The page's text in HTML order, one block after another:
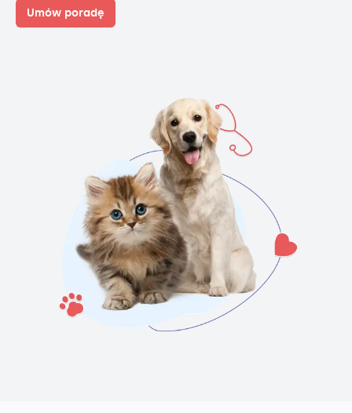
Umów poradę